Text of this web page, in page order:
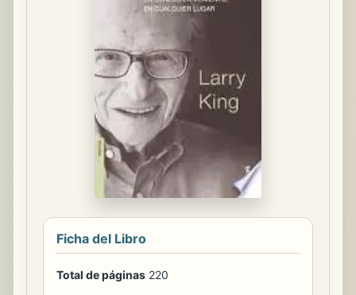
Ficha del Libro
Total de páginas 220